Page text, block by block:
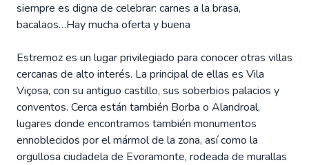
siempre es digna de celebrar: carnes a la brasa,
bacalaos…Hay mucha oferta y buena
Estremoz es un lugar privilegiado para conocer otras villas
cercanas de alto interés. La principal de ellas es Vila
Viçosa, con su antiguo castillo, sus soberbios palacios y
conventos. Cerca están también Borba o Alandroal,
lugares donde encontramos también monumentos
ennoblecidos por el mármol de la zona, así como la
orgullosa ciudadela de Evoramonte, rodeada de murallas